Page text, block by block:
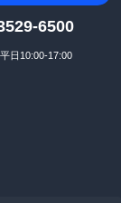
6500
日10:00-17:00